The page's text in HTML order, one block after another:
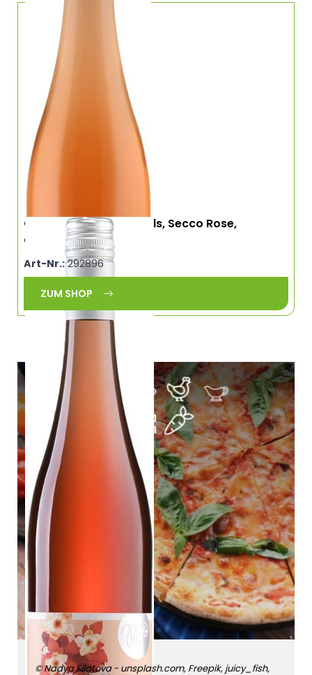
Coquette, Melie+Friends, Secco Rose,
Ochsenfurt, Franken
Art-Nr.:292896
ZUM SHOP
Pizza Margherita
© Nadya Filatova - unsplash.com, Freepik, juicy_fish,